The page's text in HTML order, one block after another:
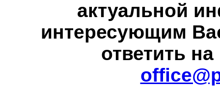
актуальной
интересующим
ответить